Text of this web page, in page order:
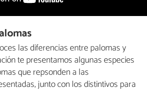
las diferencias entre palomas y
te presentamos algunas especies
que repsonden a las
junto con los distintivos para